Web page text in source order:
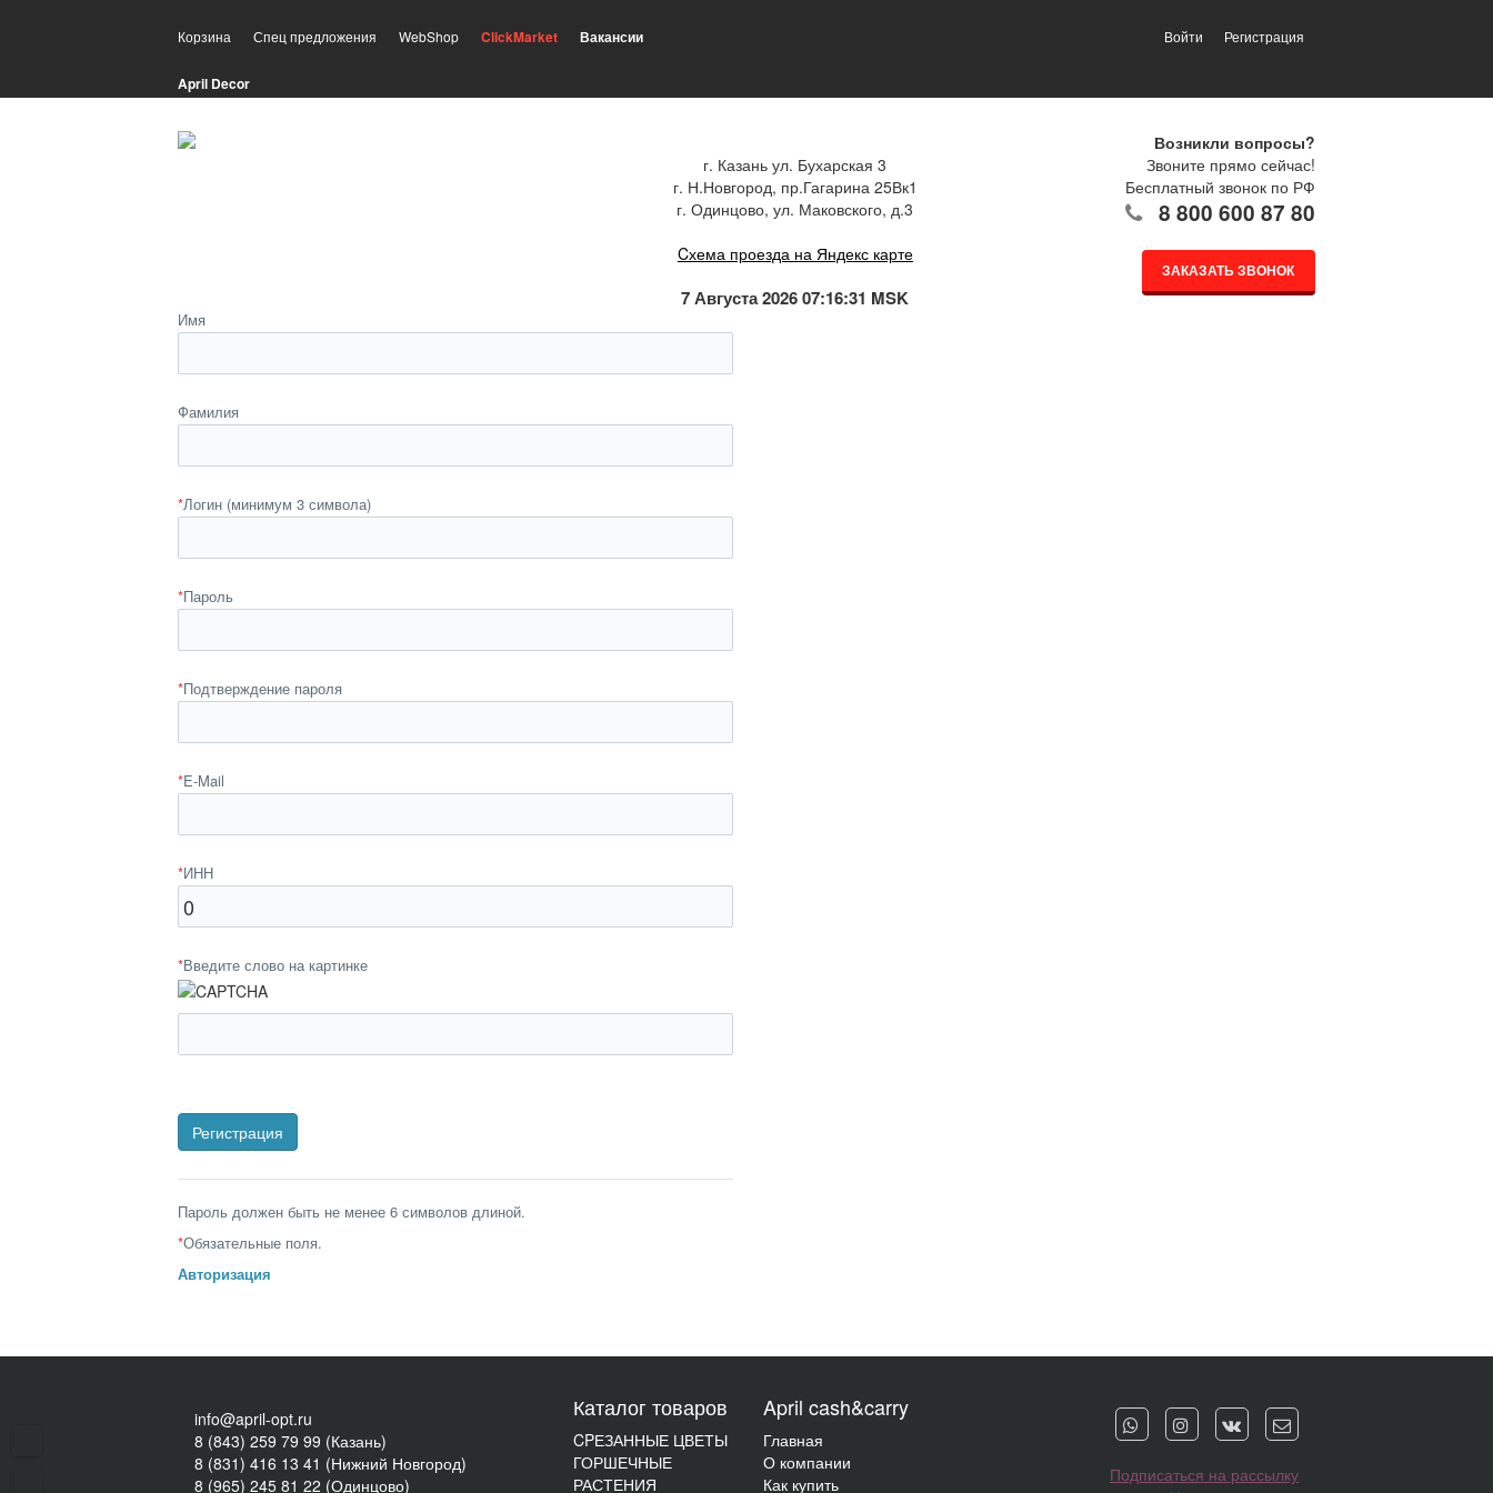
Корзина Спец предложения WebShop ClickMarket Вакансии
April Decor
Войти Регистрация
г. Казань ул. Бухарская 3
г. Н.Новгород, пр.Гагарина 25Вк1
г. Одинцово, ул. Маковского, д.3
Cхема проезда на Яндекс карте
7 Августа 2026 07:16:31 MSK
Возникли вопросы?
Звоните прямо сейчас!
Бесплатный звонок по РФ
8 800 600 87 80
ЗАКАЗАТЬ ЗВОНОК
Имя
Фамилия
*Логин (минимум 3 символа)
*Пароль
*Подтверждение пароля
*E-Mail
*ИНН
*Введите слово на картинке
Пароль должен быть не менее 6 символов длиной.
*Обязательные поля.
Авторизация
info@april-opt.ru
8 (843) 259 79 99 (Казань)
8 (831) 416 13 41 (Нижний Новгород)
8 (965) 245 81 22 (Одинцово)
Каталог товаров
CPЕЗАННЫЕ ЦВЕТЫ
ГОРШЕЧНЫЕ
РАСТЕНИЯ
April cash&carry
Главная
О компании
Как купить
Подписаться на рассылку